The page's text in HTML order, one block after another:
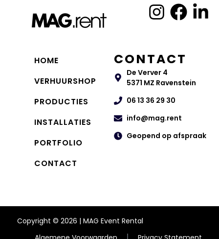
CONTACT
De Verver 4
5371 MZ Ravenstein
06 13 36 29 30
info@mag.rent
Geopend op afspraak
HOME
VERHUURSHOP
PRODUCTIES
INSTALLATIES
PORTFOLIO
CONTACT
Copyright © 2026 | MAG Event Rental